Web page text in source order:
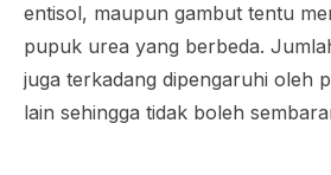
entisol, maupun gambut tentu
pupuk urea yang berbeda.
juga terkadang dipengaruhi oleh
lain sehingga tidak boleh